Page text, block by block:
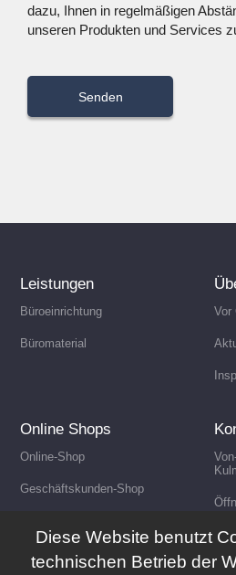
Diese Website benutzt
technischen Betrieb der
dazu, Ihnen in regelmäßigen
unseren Produkten und Services
Leistungen
Büroeinrichtung
Büromaterial
Vor
Online Shops
Online-Shop
Geschäftskunden-Shop
-